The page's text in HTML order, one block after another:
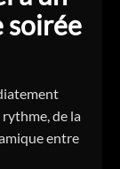
soirée
rythme, de la
entre